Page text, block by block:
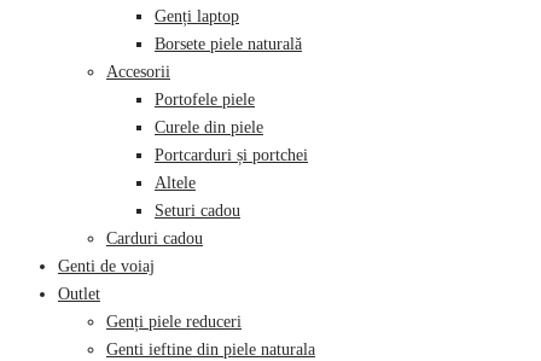
Genți laptop
Borsete piele naturală
Accesorii
Portofele piele
Curele din piele
Portcarduri și portchei
Altele
Seturi cadou
Carduri cadou
Genti de voiaj
Outlet
Genți piele reduceri
Genti ieftine din piele naturala